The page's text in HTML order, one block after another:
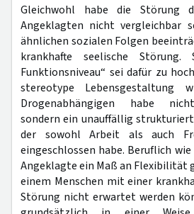
Gleichwohl habe die Störung
Angeklagten nicht vergleichbar
ähnlichen sozialen Folgen
krankhafte seelische Störung.
Funktionsniveau“ sei dafür zu
stereotype Lebensgestaltung
Drogenabhängigen habe
sondern ein unauffällig
der sowohl Arbeit als auch
eingeschlossen habe. Beruflich
Angeklagte ein Maß an Flexibilität
einem Menschen mit einer
Störung nicht erwartet werden